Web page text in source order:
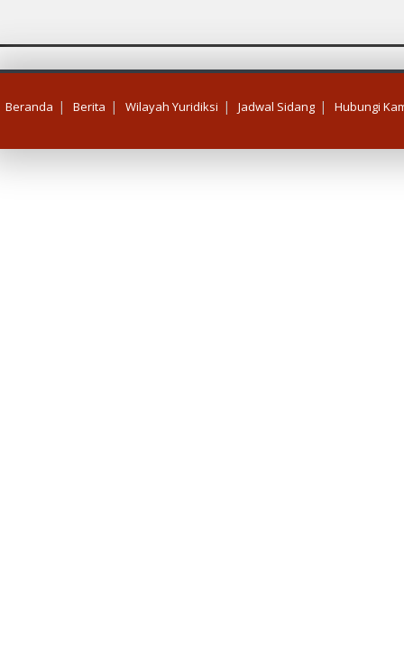
Beranda | Berita | Wilayah Yuridiksi | Jadwal Sidang | Hubungi